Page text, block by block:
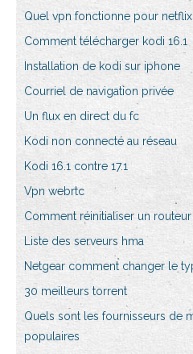
Quel vpn fonctionne pour netflix
Comment télécharger kodi 16.1
Installation de kodi sur iphone
Courriel de navigation privée
Un flux en direct du fc
Kodi non connecté au réseau
Kodi 16.1 contre 17.1
Vpn webrtc
Comment réinitialiser un
Liste des serveurs hma
Netgear comment changer le
30 meilleurs torrent
Quels sont les fournisseurs de
populaires